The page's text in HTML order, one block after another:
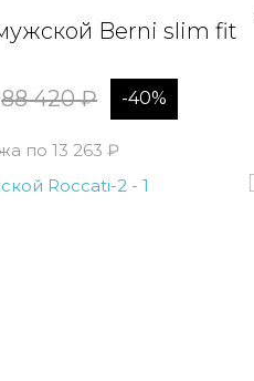
Berni slim fit
88 420 ₽ -40%
по 13 263 ₽